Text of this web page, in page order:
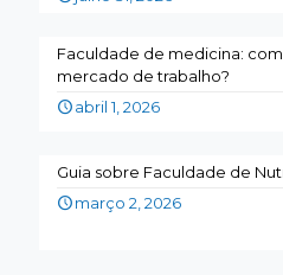
Faculdade de medicina:
mercado de trabalho?
abril 1, 2026
Guia sobre Faculdade de
março 2, 2026